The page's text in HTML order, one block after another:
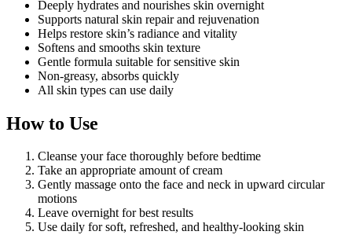
Deeply hydrates and nourishes skin overnight
Supports natural skin repair and rejuvenation
Helps restore skin’s radiance and vitality
Softens and smooths skin texture
Gentle formula suitable for sensitive skin
Non-greasy, absorbs quickly
All skin types can use daily
How to Use
Cleanse your face thoroughly before bedtime
Take an appropriate amount of cream
Gently massage onto the face and neck in upward circular
motions
Leave overnight for best results
Use daily for soft, refreshed, and healthy-looking skin